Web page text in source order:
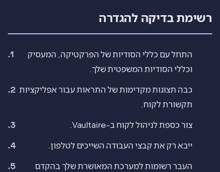
רשימת בדיקה להגדרה
התחל עם כללי הסודיות של הפרקטיקה, המעסיק
וכללי הסודיות המשפטית שלך.
כבה תצוגות מקדימות של התראות עבור אפליקציות
תקשורת לקוח.
צור כספת לניהול לקוח ב-Vaultaire.
ייבא רק את קבצי העבודה השייכים לטלפון.
העבר רשומות למערכת המאושרת שלך בהקדם